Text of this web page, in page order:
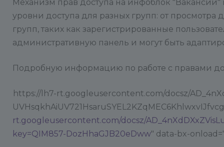
Механизм прав доступа на инфоблок
уровни доступа для разных групп: от
групп, таких как зарегистрированные
административную панель и могут быть
Подробную информацию по работе с правами
https://lh7-rt.googleusercontent.com/docsz/
rt.googleusercontent.com/docsz/
key=QIM857-DozHhaGJB20eDww" data-bx-